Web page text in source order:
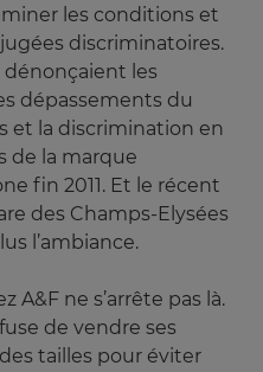
les conditions et
discriminatoires.
dénonçaient les
dépassements du
et la discrimination en
de la marque
fin 2011. Et le récent
des Champs-Elysées
l’ambiance.
A&F ne s’arrête pas là.
de vendre ses
tailles pour éviter